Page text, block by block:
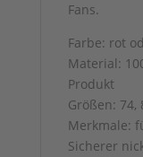
Fans.
Farbe: rot
Material:
Produkt
Größen: 74,
Merkmale:
Sicherer